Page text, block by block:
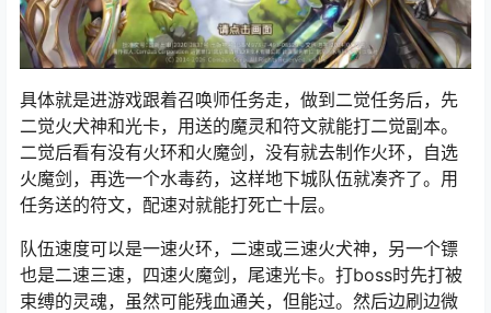
具体就是进游戏跟着召唤师任务走，做到二觉任务后，先
二觉火犬神和光卡，用送的魔灵和符文就能打二觉副本。
二觉后看有没有火环和火魔剑，没有就去制作火环，自选
火魔剑，再选一个水毒药，这样地下城队伍就凑齐了。用
任务送的符文，配速对就能打死亡十层。
队伍速度可以是一速火环，二速或三速火犬神，另一个镖
也是二速三速，四速火魔剑，尾速光卡。打boss时先打被
束缚的灵魂，虽然可能残血通关，但能过。然后边刷边微